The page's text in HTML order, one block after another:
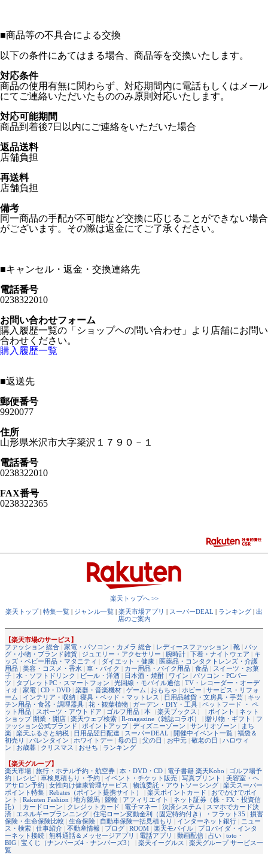
■商品等の不具合による交換
以下の条件にあてはまる場合、商品等を交換いたします。
対応条件
商品の使用有無に関わらず、対応期間内に電話もしくはメール
にてご連絡いただいたもののみ原則対応いたします。
対応可能期間
商品到着後7日以内にご連絡をいただいた場合
返品送料
店舗負担
再送料
店舗負担
備考
同一商品の手配が不可能など交換に応じることができない場合
がございます。その際は返金にてご了承ください。
■キャンセル・返金・交換連絡先
電話番号
0238322010
お問い合わせフォーム
購入履歴一覧の「ショップヘの問い合わせ」より店舗にお問い
合わせください。
購入履歴一覧
■返送先
郵便番号
9920077
住所
山形県米沢市大字簗沢１７９０－１
電話番号
0238322010
FAX番号
0238322365
楽天トップへ >>
楽天トップ| 特集一覧 | ジャンル一覧 | 楽天市場アプリ | スーパーDEAL | ランキング | 出
店のご案内
【楽天市場のサービス】
ファッション 総合 | 家電・パソコン・カメラ 総合 | レディースファッション | 靴 | バッ
グ・小物・ブランド雑貨 | ジュエリー・アクセサリー | 腕時計 | 下着・ナイトウェア | キ
ッズ・ベビー用品・マタニティ | ダイエット・健康 | 医薬品・コンタクトレンズ・介護
用品 | 美容・コスメ・香水 | 車・バイク | カー用品・バイク用品 | 食品 | スイーツ・お菓
子 | 水・ソフトドリンク | ビール・洋酒 | 日本酒・焼酎 | ワイン | パソコン・PCパー
ツ | タブレットPC・スマートフォン | 光回線・モバイル通信 | TV・レコーダー・オーデ
ィオ | 家電 | CD・DVD | 楽器・音楽機材 | ゲーム | おもちゃ | ホビー | サービス・リフォ
ーム | インテリア・収納 | 寝具・ベッド・マットレス | 日用品雑貨・文房具・手芸 | キッ
チン用品・食器・調理器具 | 花・観葉植物 | ガーデン・DIY・工具 | ペットフード ・ ペ
ット用品 | スポーツ・アウトドア | ゴルフ用品 | 本 （楽天ブックス ） | ポイント | ネット
ショップ 開業・開店 | 楽天ウェブ検索 | R-magazine（雑誌コラボ） | 贈り物・ギフト | フ
ァッション公式ブランド | ポイントアップ| ディズニーゾーン | サンリオゾーン | まち
楽 | 楽天ふるさと納税 | 日用品翌日配達 | スーパーDEAL | 開催中イベント一覧 | 福袋＆
初売り | バレンタイン | ホワイトデー | 母の日 | 父の日 | お中元 | 敬老の日 | ハロウィ
ン | お歳暮 | クリスマス | おせち | ランキング
【楽天グループ】
楽天市場 | 旅行・ホテル予約・航空券 | 本・DVD・CD | 電子書籍 楽天Kobo | ゴルフ場予
約 | レシピ | 車検見積もり・予約 | イベント・チケット販売 | 写真プリント | 美容室・ヘ
アサロン予約 | 女性向け健康管理サービス | 物流委託・アウトソーシング | 楽天スーパー
ポイント特集 | Rebates（ポイント提携サイト） | 楽天ポイントカード | おでかけでポイ
ント | Rakuten Fashion | 地方競馬 | 競輪 | アフィリエイト | ネット証券（株・FX・投資信
託）
| カードローン | クレジットカード | 電子マネー | 決済システム | スマホでカード決
済 | エネルギープランニング | 住宅ローン変動金利（固定特約付き）・フラット35 | 損害
保険・生命保険比較 | 生命保険 | 自動車保険一括見積もり | インターネット銀行 | ニュー
ス・検索 | 仕事紹介 | 不動産情報 | ブログ | ROOM | 楽天モバイル | プロバイダ・インタ
ーネット接続 | 無料通話＆メッセージアプリ | 電話アプリ | 動画配信 | 占い | toto・
BIG | 宝くじ（ナンバーズ4・ナンバーズ3） | 楽天イーグルス | 楽天グループ サービス一
覧